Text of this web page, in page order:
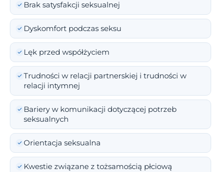
Brak satysfakcji seksualnej
Dyskomfort podczas seksu
Lęk przed współżyciem
Trudności w relacji partnerskiej i trudności w
relacji intymnej
Bariery w komunikacji dotyczącej potrzeb
seksualnych
Orientacja seksualna
Kwestie związane z tożsamością płciową